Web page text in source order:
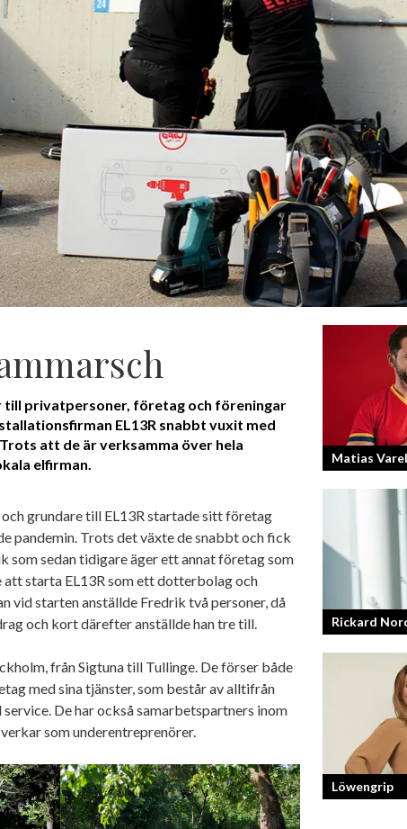
privatpersoner, företag och föreningar
EL13R snabbt vuxit med
att de är verksamma över hela
elfirman.
grundare till EL13R startade sitt företag
pandemin. Trots det växte de snabbt och fick
som sedan tidigare äger ett annat företag som
att starta EL13R som ett dotterbolag och
vid starten anställde Fredrik två personer, då
och kort därefter anställde han tre till.
från Sigtuna till Tullinge. De förser både
med sina tjänster, som består av alltifrån
De har också samarbetspartners inom
som underentreprenörer.
Matias
Här i
nationaliteter
svenskar har
Rickard
Läraren som
Löwengrip